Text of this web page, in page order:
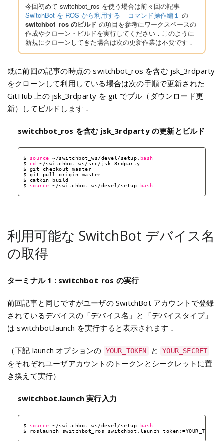
今回初めて switchbot_ros を使う場合は前々回の記事
SwitchBot を ROS から利用する – コマンド操作編１ の
switchbot_ros のビルド の項目を参考にワークスペースの
作成やクローン・ビルドを実行してください．このように
新規にクローンしてきた場合は次の更新作業は不要です．
既に前回の記事の時点の switchbot_ros を含む jsk_3rdparty
をクローンして利用している場合は次の手順で更新された
GitHub 上の jsk_3rdparty を git でプル（ダウンロード更
新）してビルドします．
switchbot_ros を含む jsk_3rdparty の更新とビルド
$ source ~/switchbot_ws/devel/setup
bash
$
cd ~/switchbot_ws/src/jsk_3rdparty
$ git checkout master
$ git pull origin master
$ catkin build
$
source ~/switchbot_ws/devel/setup bash
利用可能な SwitchBot デバイス名
の取得
ターミナル 1 : switchbot_ros の実行
前回記事と同じですがユーザの SwitchBot アカウントで登録
されているデバイスの「デバイス名」と「デバイスタイプ」
は switchbot.launch を実行すると表示されます．
（下記 launch オプションの YOUR_TOKEN と YOUR_SECRET
をそれぞれユーザアカウントのトークンとシークレットに置
き換えて実行）
switchbot.launch 実行入力
$ source ~/switchbot_ws/devel/setup
bash
$ roslaunch switchbot_ros switchbot.launch token:=YOUR_TOKEN